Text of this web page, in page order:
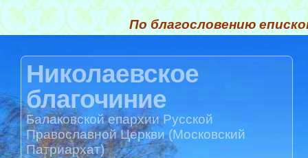
По благословению
Николаевское
благочиние
Балаковской епархии Русской
Православной Церкви (Московский
Патриархат)